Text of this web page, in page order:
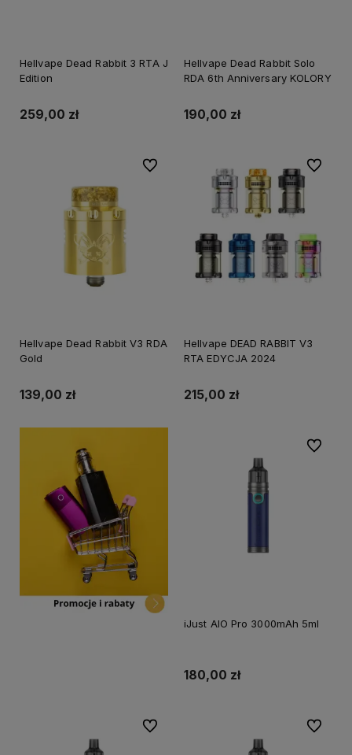
Hellvape Dead Rabbit 3 RTA J
Edition
259,00 zł
Hellvape Dead Rabbit Solo
RDA 6th Anniversary KOLORY
190,00 zł
Hellvape Dead Rabbit V3 RDA
Gold
139,00 zł
Do ulubionych
Hellvape DEAD RABBIT V3
RTA EDYCJA 2024
215,00 zł
Do
iJust AIO Pro 3000mAh 5ml
180,00 zł
Do
Do ulubionych Do